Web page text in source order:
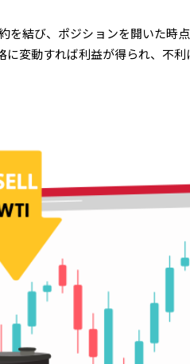
を結び、ポジションを開いた時
に変動すれば利益が得られ、不利